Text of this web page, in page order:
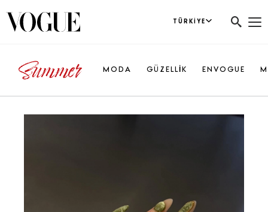
TÜRKIYE
MODA GÜZELLİK ENVOGUE